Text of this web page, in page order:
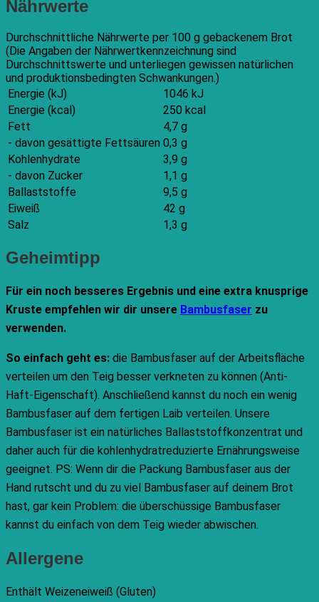
Nährwerte
Durchschnittliche Nährwerte per 100 g gebackenem Brot
(Die Angaben der Nährwertkennzeichnung sind
Durchschnittswerte und unterliegen gewissen natürlichen
und produktionsbedingten Schwankungen.)
Energie (kJ)
1046 kJ
Energie (kcal)
250 kcal
Fett
4,7 g
- davon gesättigte Fettsäuren 0,3 g
Kohlenhydrate
3,9 g
- davon Zucker
1,1 g
Ballaststoffe
9,5 g
Eiweiß
42 g
Salz
1,3 g
Geheimtipp
Für ein noch besseres Ergebnis und eine extra knusprige
Kruste empfehlen wir dir unsere Bambusfaser zu
verwenden.
So einfach geht es: die Bambusfaser auf der Arbeitsfläche
verteilen um den Teig besser verkneten zu können (Anti-
Haft-Eigenschaft). Anschließend kannst du noch ein wenig
Bambusfaser auf dem fertigen Laib verteilen. Unsere
Bambusfaser ist ein natürliches Ballaststoffkonzentrat und
daher auch für die kohlenhydratreduzierte Ernährungsweise
geeignet. PS: Wenn dir die Packung Bambusfaser aus der
Hand rutscht und du zu viel Bambusfaser auf deinem Brot
hast, gar kein Problem: die überschüssige Bambusfaser
kannst du einfach von dem Teig wieder abwischen.
Allergene
Enthält Weizeneiweiß (Gluten)